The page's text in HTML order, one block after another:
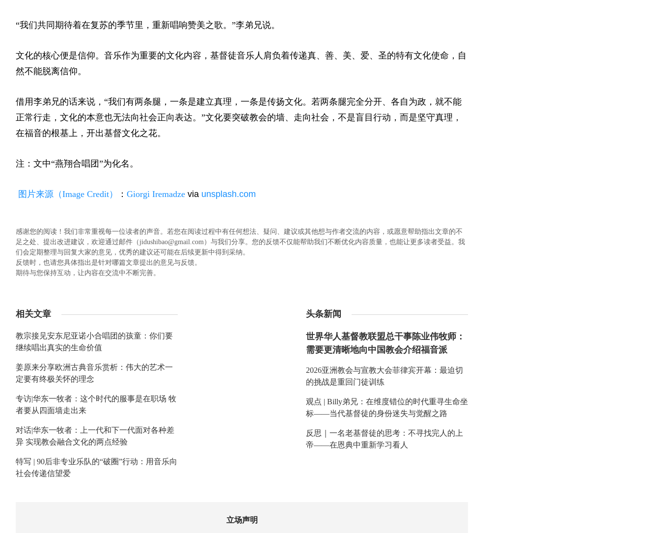
“我们共同期待着在复苏的季节里，重新唱响赞美之歌。”李弟兄说。
文化的核心便是信仰。音乐作为重要的文化内容，基督徒音乐人肩负着传递真、善、美、爱、圣的特有文化使命，自
然不能脱离信仰。
借用李弟兄的话来说，“我们有两条腿，一条是建立真理，一条是传扬文化。若两条腿完全分开、各自为政，就不能
正常行走，文化的本意也无法向社会正向表达。”文化要突破教会的墙、走向社会，不是盲目行动，而是坚守真理，
在福音的根基上，开出基督文化之花。
注：文中“燕翔合唱团”为化名。
图片来源（Image Credit） ： Giorgi Iremadze via unsplash.com
感谢您的阅读！我们非常重视每一位读者的声音。若您在阅读过程中有任何想法、疑问、建议或其他想与作者交流的内容，或愿意帮助指出文章的不
足之处、提出改进建议，欢迎通过邮件（jidushibao@gmail.com）与我们分享。您的反馈不仅能帮助我们不断优化内容质量，也能让更多读者受益。我
们会定期整理与回复大家的意见，优秀的建议还可能在后续更新中得到采纳。
反馈时，也请您具体指出是针对哪篇文章提出的意见与反馈。
期待与您保持互动，让内容在交流中不断完善。
相关文章
教宗接见安东尼亚诺小合唱团的孩童：你们要
继续唱出真实的生命价值
姜原来分享欧洲古典音乐赏析：伟大的艺术一
定要有终极关怀的理念
专访|华东一牧者：这个时代的服事是在职场 牧
者要从四面墙走出来
对话|华东一牧者：上一代和下一代面对各种差
异 实现教会融合文化的两点经验
特写 | 90后非专业乐队的“破圈”行动：用音乐向
社会传递信望爱
头条新闻
世界华人基督教联盟总干事陈业伟牧师：
需要更清晰地向中国教会介绍福音派
2026亚洲教会与宣教大会菲律宾开幕：最迫切
的挑战是重回门徒训练
观点 | Billy弟兄：在维度错位的时代重寻生命坐
标——当代基督徒的身份迷失与觉醒之路
反思｜一名老基督徒的思考：不寻找完人的上
帝——在恩典中重新学习看人
立场声明